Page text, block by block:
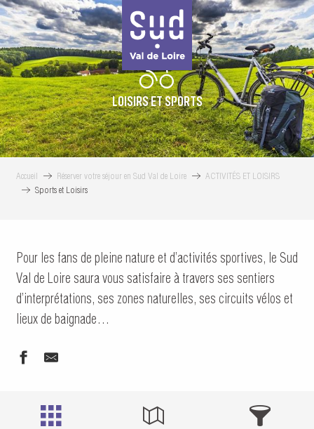
Aller
au
contenu
principal
LOISIRS ET SPORTS
Accueil Réserver votre séjour en Sud Val de Loire
ACTIVITÉS ET LOISIRS
Sports et Loisirs
Pour les fans de pleine nature et d’activités sportives, le Sud
Val de Loire saura vous satisfaire à travers ses sentiers
d’interprétations, ses zones naturelles, ses circuits vélos et
lieux de baignade…